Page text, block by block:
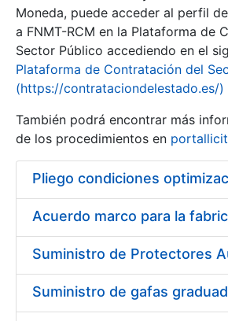
Erakutsi/Ezkutatu
Moneda, puede acceder al perfil
a FNMT-RCM en la Plataforma de
Sector Público accediendo en el
Plataforma de Contratación del
(https://contrataciondelestado.es/)
También podrá encontrar más
de los procedimientos en